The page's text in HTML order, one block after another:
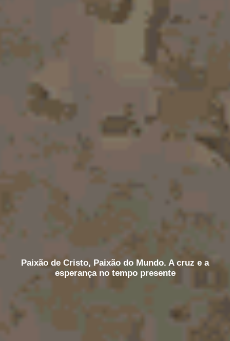
Paixão de Cristo, Paixão do Mundo. A cruz e a
esperança no tempo presente